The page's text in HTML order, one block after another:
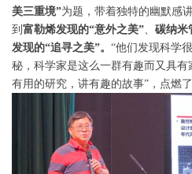
美三重境”为题，带着独特的幽默感
到 富勒烯发现的“意外之美” 碳纳米
发现的“追寻之美”。 “他们发现科学
秘，科学家是这么一群有趣而又具
有用的研究，讲有趣的故事”，点燃